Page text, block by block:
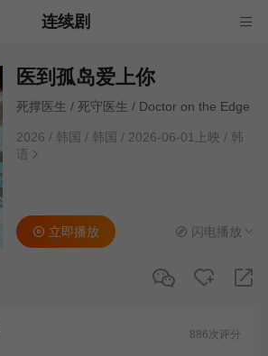
连续剧
医到孤岛爱上你
死撑医生 / 死守医生 / Doctor on the Edge
2026 / 韩国 / 韩国 / 2026-06-01上映 / 韩
语
立即播放 闪电播放
886次评分